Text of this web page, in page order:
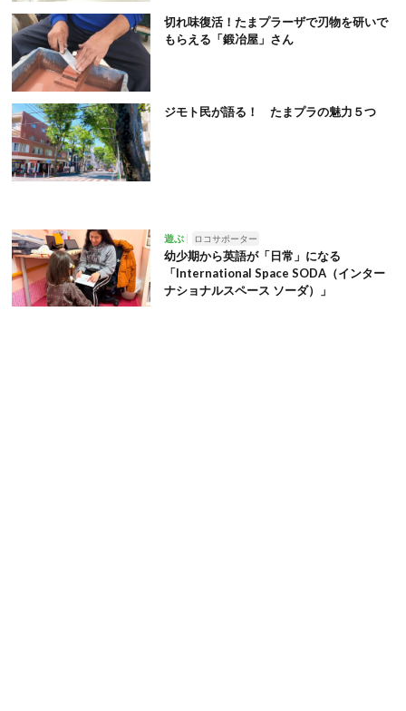
切れ味復活！たまプラーザで刃物を研いで
もらえる「鍛冶屋」さん
ジモト民が語る！ たまプラの魅力５つ
遊ぶ ロコサポーター
幼少期から英語が「日常」になる
「International Space SODA（インター
ナショナルスペース ソーダ）」